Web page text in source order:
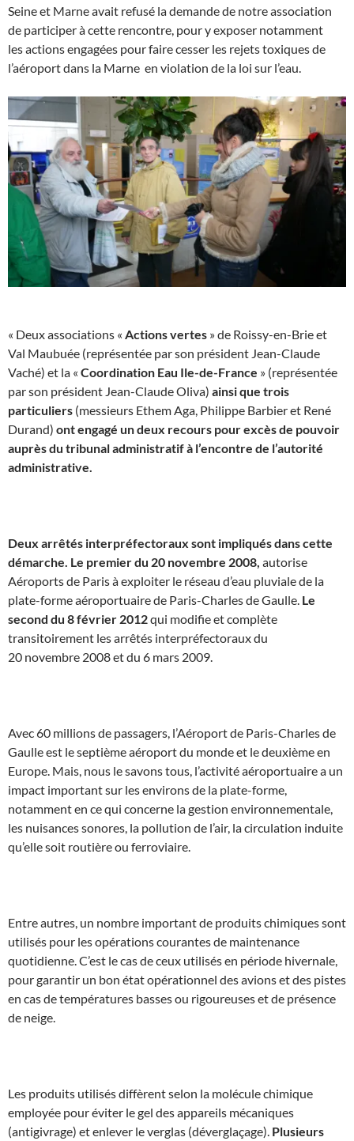
Seine et Marne avait refusé la demande de notre association
de participer à cette rencontre, pour y exposer notamment
les actions engagées pour faire cesser les rejets toxiques de
l’aéroport dans la Marne en violation de la loi sur l’eau.
« Deux associations « Actions vertes » de Roissy-en-Brie et
Val Maubuée (représentée par son président Jean-Claude
Vaché) et la « Coordination Eau Ile-de-France » (représentée
par son président Jean-Claude Oliva) ainsi que trois
particuliers (messieurs Ethem Aga, Philippe Barbier et René
Durand) ont engagé un deux recours pour excès de pouvoir
auprès du tribunal administratif à l’encontre de l’autorité
administrative.
Deux arrêtés interpréfectoraux sont impliqués dans cette
démarche. Le premier du 20 novembre 2008, autorise
Aéroports de Paris à exploiter le réseau d’eau pluviale de la
plate-forme aéroportuaire de Paris-Charles de Gaulle. Le
second du 8 février 2012qui modifie et complète
transitoirement les arrêtés interpréfectoraux du
20 novembre 2008 et du 6 mars 2009.
Avec 60 millions de passagers, l’Aéroport de Paris-Charles de
Gaulle est le septième aéroport du monde et le deuxième en
Europe. Mais, nous le savons tous, l’activité aéroportuaire a un
impact important sur les environs de la plate-forme,
notamment en ce qui concerne la gestion environnementale,
les nuisances sonores, la pollution de l’air, la circulation induite
qu’elle soit routière ou ferroviaire.
Entre autres, un nombre important de produits chimiques sont
utilisés pour les opérations courantes de maintenance
quotidienne. C’est le cas de ceux utilisés en période hivernale,
pour garantir un bon état opérationnel des avions et des pistes
en cas de températures basses ou rigoureuses et de présence
de neige.
Les produits utilisés diffèrent selon la molécule chimique
employée pour éviter le gel des appareils mécaniques
(antigivrage) et enlever le verglas (déverglaçage). Plusieurs